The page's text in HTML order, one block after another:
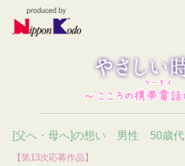
[父へ・母へ]の想い 男性 50歳代
【第13次応募作品】